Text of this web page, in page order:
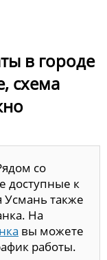
в городе
схема
со
доступные к
Усмань также
На
вы можете
работы.